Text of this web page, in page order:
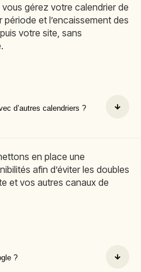
gérez votre calendrier de
et l’encaissement des
votre site, sans
d’autres calendriers ?
en place une
afin d’éviter les doubles
et vos autres canaux de
?